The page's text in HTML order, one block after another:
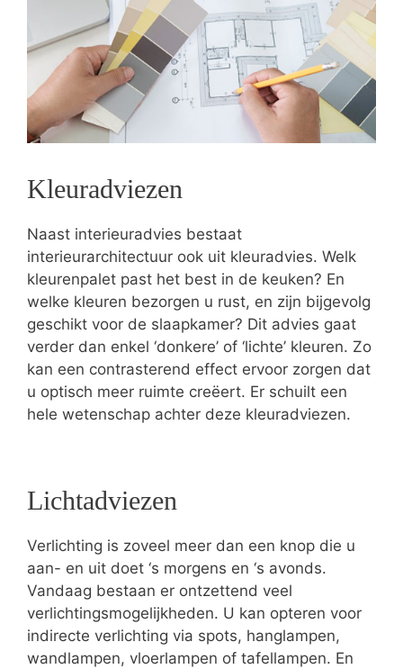
Kleuradviezen
Naast interieuradvies bestaat
interieurarchitectuur ook uit kleuradvies. Welk
kleurenpalet past het best in de keuken? En
welke kleuren bezorgen u rust, en zijn bijgevolg
geschikt voor de slaapkamer? Dit advies gaat
verder dan enkel ‘donkere’ of ‘lichte’ kleuren. Zo
kan een contrasterend effect ervoor zorgen dat
u optisch meer ruimte creëert. Er schuilt een
hele wetenschap achter deze kleuradviezen.
Lichtadviezen
Verlichting is zoveel meer dan een knop die u
aan- en uit doet ‘s morgens en ‘s avonds.
Vandaag bestaan er ontzettend veel
verlichtingsmogelijkheden. U kan opteren voor
indirecte verlichting via spots, hanglampen,
wandlampen, vloerlampen of tafellampen. En